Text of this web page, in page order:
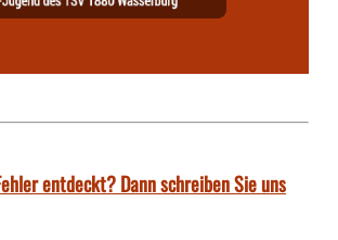
entdeckt? Dann schreiben Sie uns